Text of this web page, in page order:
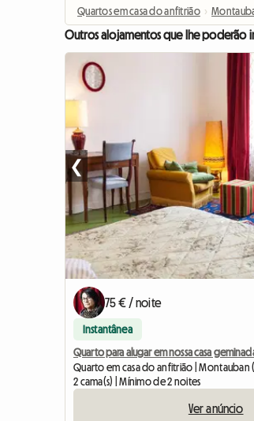
Quartos em casa do anfitrião ›
Outros alojamentos que lhe poderão
❮
75 € / noite
Instantânea
Quarto para alugar em nossa casa
Quarto em casa do anfitrião | Montauban
2 cama(s) | Mínimo de 2 noites
Ver anúncio